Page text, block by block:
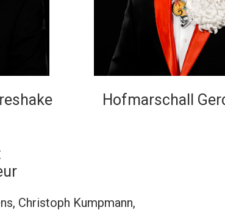
Hofmarschall
Christoph Kumpmann,